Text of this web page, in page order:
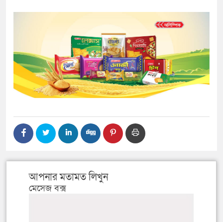
আপনার মতামত লিখুন
মেসেজ বক্স